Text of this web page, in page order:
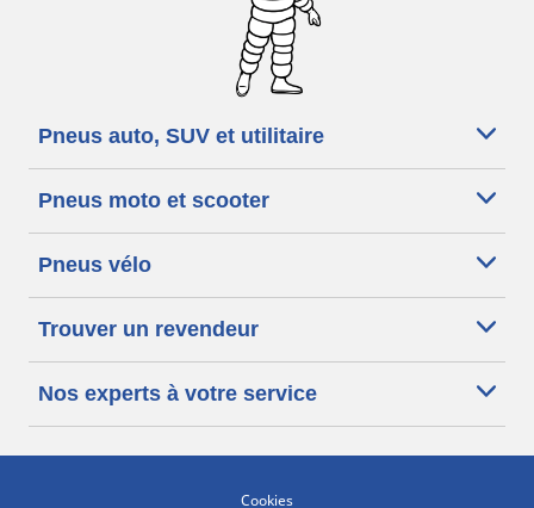
Pneus auto, SUV et utilitaire
Pneus moto et scooter
Pneus vélo
Trouver un revendeur
Nos experts à votre service
Cookies